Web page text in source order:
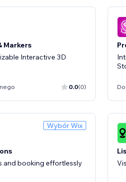
Markers
Interactive 3D
0.0(0)
Wybór Wix
and booking effortlessly